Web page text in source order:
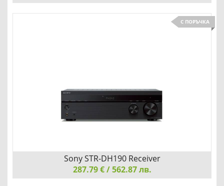
Sony SRS-ULT50 ULT FIELD 5 Wireless Portable Speaker,
Детайли
С ПОРЪЧКА
Sony STR-DH190 Receiver
287.79 € / 562.87 лв.